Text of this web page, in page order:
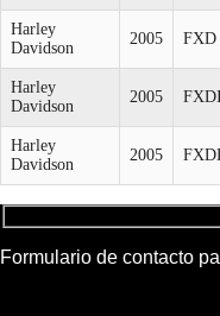
Harley
Davidson
2005 FXD
Harley
Davidson
2005
Harley
Davidson
2005
Formulario de contacto